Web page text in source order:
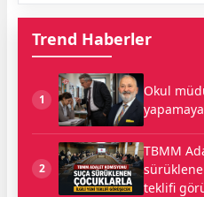
Trend Haberler
1
Okul
2
TBMM
teklifi